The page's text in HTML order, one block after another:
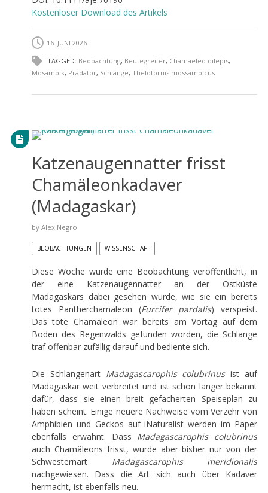
Kostenloser Download des Artikels
16. JUNI 2026
TAGGED: Beobachtung, Beutegreifer, Chamaeleo dilepis,
Mosambik, Prädator, Schlange, Thelotornis mossambicus
Katzenaugennatter frisst
Chamäleonkadaver
(Madagaskar)
by Alex Negro
BEOBACHTUNGEN WISSENSCHAFT
Diese Woche wurde eine Beobachtung veröffentlicht, in
der eine Katzenaugennatter an der Ostküste
Madagaskars dabei gesehen wurde, wie sie ein bereits
totes Pantherchamäleon (Furcifer pardalis) verspeist.
Das tote Chamäleon war bereits am Vortag auf dem
Boden des Regenwalds gefunden worden, die Schlange
traf offenbar zufällig darauf und bediente sich.
Die Schlangenart Madagascarophis colubrinusist auf
Madagaskar weit verbreitet und ist schon länger bekannt
dafür, dass sie einen breit gefächerten Speiseplan zu
haben scheint. Einige neuere Nachweise vom Verzehr von
Amphibien und Geckos auf iNaturalist werden im Paper
ebenfalls erwähnt. Dass Madagascarophis colubrinus
auch Chamäleons frisst, wurde aber bisher nur von der
Schwesternart Madagascarophis meridionalis
nachgewiesen. Dass die Art sich auch über Kadaver
hermacht, ist ebenfalls neu.